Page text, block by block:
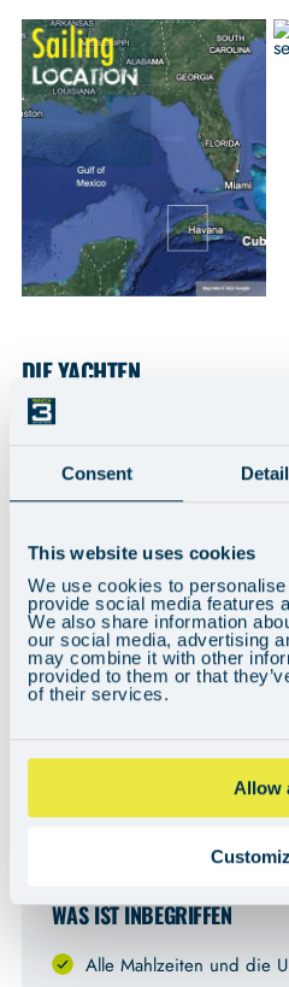
Consent
This website uses cookies
We use cookies to
provide social media features
We also share information
our social media, advertising
may combine it with other
provided to them or that
of their services.
Allow
DIE YACHTEN
here.
WAS IST INBEGRIFFEN
Alle Mahlzeiten und die